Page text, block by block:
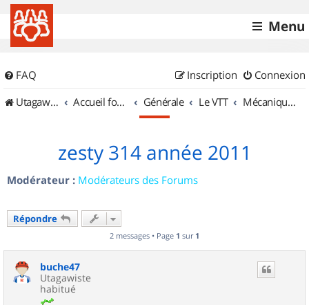
Menu
FAQ Connexion
Inscription
UtagawaVTT (Randos VTT et VTTAE avec traces GPS)
Accueil forum Générale Le VTT Mécanique et Entretiens
zesty 314 année 2011
Modérateur : Modérateurs des Forums
Répondre
2 messages • Page 1 sur 1
buche47
Utagawiste
habitué